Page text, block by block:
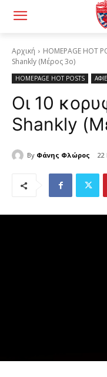
Αρχική HOMEPAGE HOT
Shankly (Μέρος 3ο)
HOMEPAGE HOT POSTS
Οι 10
Shankly
By Φάνης Φλώρος 22